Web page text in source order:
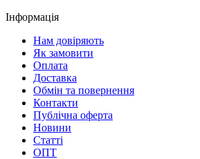
Інформація
Нам довіряють
Як замовити
Оплата
Доставка
Обмін та повернення
Контакти
Публічна оферта
Новини
Статті
ОПТ